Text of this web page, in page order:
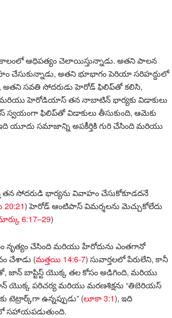
ఆధిపత్యం చెలాయిస్తున్నాడు. అతని పాలన
చేసుకున్నాడు, అతని భూభాగం పెరియా సరిహద్దులో
సవతి సోదరుడు హెరోడ్ ఫిలిప్‌తో కలిసి,
హెరోడియాస్ తన నాబాటిన్ భార్యకు విడాకులు
ఫిలిప్‌తో విడాకులు తీసుకుంది, ఆమెకు
యూదు సమాజాన్ని అపకీర్తికి గురి చేసింది మరియు
తన సోదరుడి భార్యను వివాహం చేసుకోకూడదనే
) హెరోడ్ ఆంటిపాస్ విమర్శలను మెచ్చుకోలేదు
6:17–29)
నృత్యం చేసింది మరియు హేరోదును ఎంతగానో
చేశాడు (మత్తయి 14:6-7) సువార్తలలో పేరులేని, కానీ
జాన్ బాప్టిస్ట్ యొక్క తల కోసం అడిగింది, మరియు
యొక్క పరిచర్య మరియు మరణశిక్షను “తిబెరియస్
ఉన్నప్పుడు” (లూకా 3:1), ఇది
సహాయపడుతుంది.